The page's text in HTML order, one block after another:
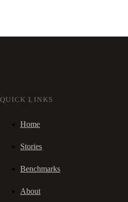
QUICK LINKS
Home
Stories
Benchmarks
About